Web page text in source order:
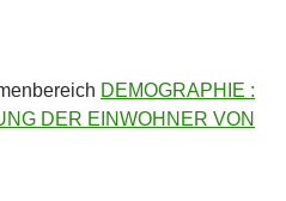
DEMOGRAPHIE :
DER EINWOHNER VON